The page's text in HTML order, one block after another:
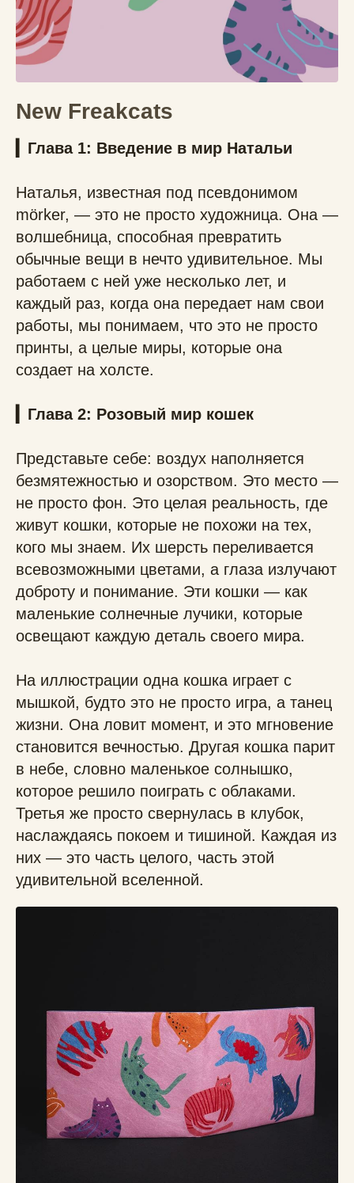
New Freakcats
▎Глава 1: Введение в мир Натальи
Наталья, известная под псевдонимом
mörker, — это не просто художница. Она —
волшебница, способная превратить
обычные вещи в нечто удивительное. Мы
работаем с ней уже несколько лет, и
каждый раз, когда она передает нам свои
работы, мы понимаем, что это не просто
принты, а целые миры, которые она
создает на холсте.
▎Глава 2: Розовый мир кошек
Представьте себе: воздух наполняется
безмятежностью и озорством. Это место —
не просто фон. Это целая реальность, где
живут кошки, которые не похожи на тех,
кого мы знаем. Их шерсть переливается
всевозможными цветами, а глаза излучают
доброту и понимание. Эти кошки — как
маленькие солнечные лучики, которые
освещают каждую деталь своего мира.
На иллюстрации одна кошка играет с
мышкой, будто это не просто игра, а танец
жизни. Она ловит момент, и это мгновение
становится вечностью. Другая кошка парит
в небе, словно маленькое солнышко,
которое решило поиграть с облаками.
Третья же просто свернулась в клубок,
наслаждаясь покоем и тишиной. Каждая из
них — это часть целого, часть этой
удивительной вселенной.